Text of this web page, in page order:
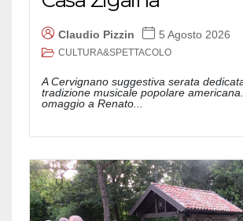
Claudio Pizzin 5 Agosto 2026
CULTURA&SPETTACOLO
A Cervignano suggestiva serata
tradizione musicale popolare
omaggio a Renato...